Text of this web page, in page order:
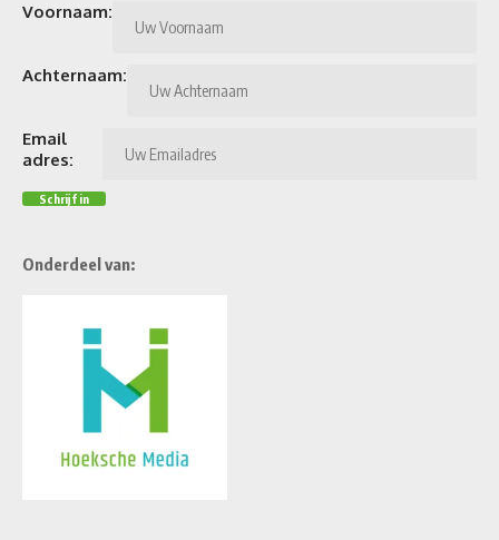
Voornaam:
Achternaam:
Email
adres:
Onderdeel van: